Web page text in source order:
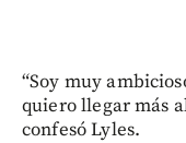
“Soy muy
quiero llegar más
confesó Lyles.